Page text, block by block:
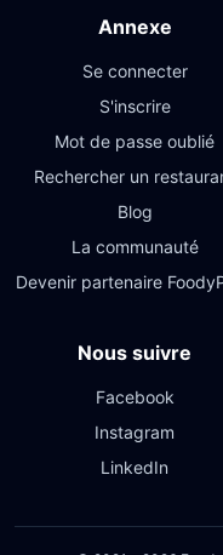
Annexe
Se connecter
S'inscrire
Mot de passe oublié
Rechercher un
Blog
La communauté
Devenir partenaire
Nous suivre
Facebook
Instagram
LinkedIn